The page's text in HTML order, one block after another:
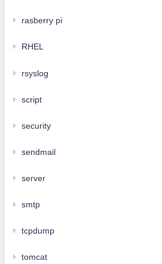
rasberry pi
RHEL
rsyslog
script
security
sendmail
server
smtp
tcpdump
tomcat